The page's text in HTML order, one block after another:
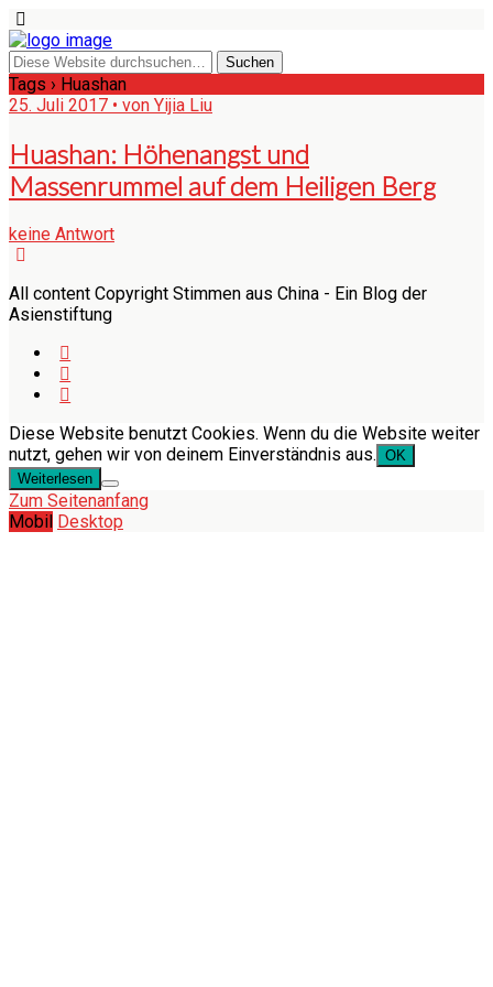
Tags › Huashan
25. Juli 2017 • von Yijia Liu
Huashan: Höhenangst und
Massenrummel auf dem Heiligen Berg
keine Antwort
All content Copyright Stimmen aus China - Ein Blog der
Asienstiftung
Diese Website benutzt Cookies. Wenn du die Website weiter
nutzt, gehen wir von deinem Einverständnis aus. OK
Weiterlesen
Zum Seitenanfang
Mobil Desktop